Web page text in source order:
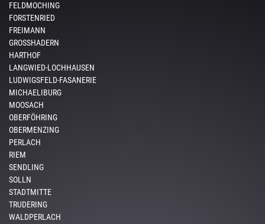
FELDMOCHING
FORSTENRIED
FREIMANN
GROSSHADERN
HARTHOF
LANGWIED-LOCHHAUSEN
LUDWIGSFELD-FASANERIE
MICHAELIBURG
MOOSACH
OBERFÖHRING
OBERMENZING
PERLACH
RIEM
SENDLING
SOLLN
STADTMITTE
TRUDERING
WALDPERLACH